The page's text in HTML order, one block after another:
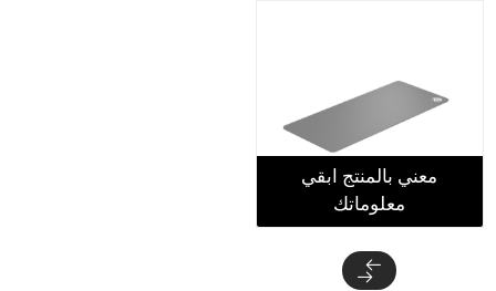
معني بالمنتج ابقي
معلوماتك